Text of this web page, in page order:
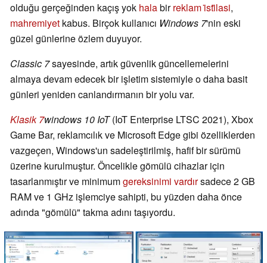
olduğu gerçeğinden kaçış yok halabirreklam i̇sti̇lasi,
mahremiyet kabus. Birçok kullanıcı Windows 7'nin eski
güzel günlerine özlem duyuyor.
Classic 7sayesinde, artık güvenlik güncellemelerini
almaya devam edecek bir işletim sistemiyle o daha basit
günleri yeniden canlandırmanın bir yolu var.
Klasik 7windows 10 IoT(IoT Enterprise LTSC 2021), Xbox
Game Bar, reklamcılık ve Microsoft Edge gibi özelliklerden
vazgeçen, Windows'un sadeleştirilmiş, hafif bir sürümü
üzerine kurulmuştur. Öncelikle gömülü cihazlar için
tasarlanmıştır ve minimumgereksinimi vardırsadece 2 GB
RAM ve 1 GHz işlemciye sahipti, bu yüzden daha önce
adında "gömülü" takma adını taşıyordu.